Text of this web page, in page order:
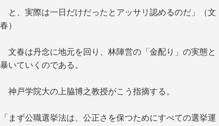
と、実際は一日だけだったとアッサリ認めるのだ」（文
春）
文春は丹念に地元を回り、林陣営の「金配り」の実態と
暴いていくのである。
神戸学院大の上脇博之教授がこう指摘する。
「まず公職選挙法は、公正さを保つためにすべての選挙運